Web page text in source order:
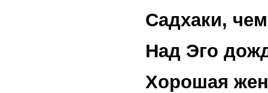
Садхаки,
Над Эго
Хорошая